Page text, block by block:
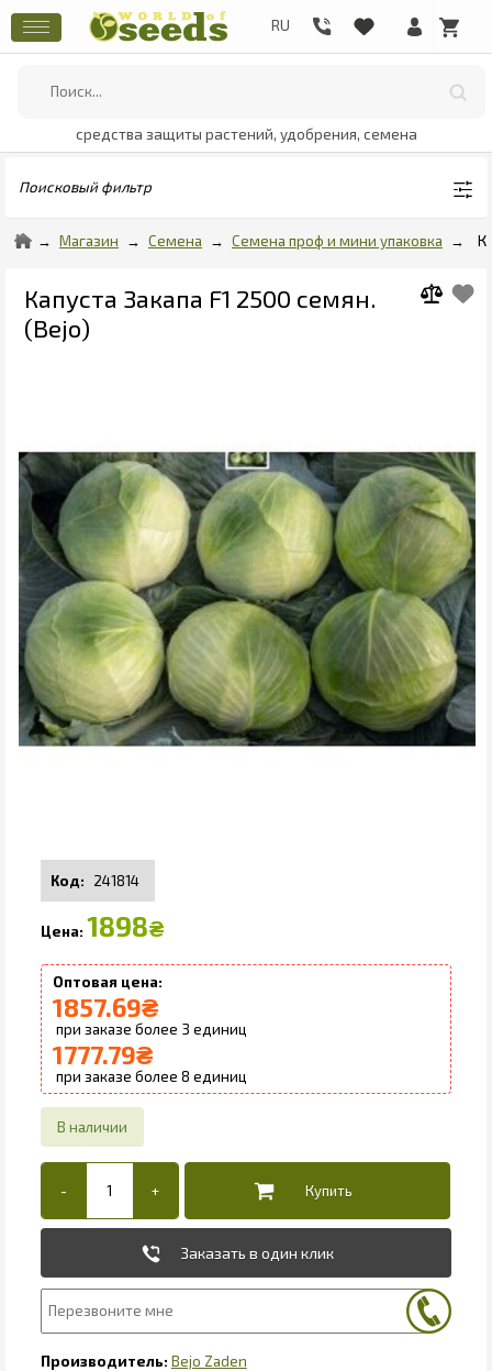
средства защиты растений, удобрения, семена
Поисковый фильтр
Магазин Семена Семена проф и мини упаковка
Капуста Закапа F1 2500 семян.
(Bejo)
241814
1898₴
1857.69₴
3
1777.79₴
8
Заказать в один клик
Bejo Zaden